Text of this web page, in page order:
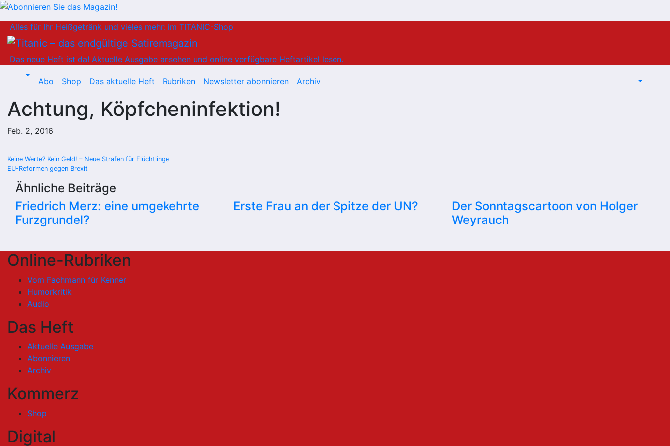
Inhalt
springen
Alles für Ihr Heißgetränk und vieles mehr: im TITANIC-Shop
Das neue Heft ist da! Aktuelle Ausgabe ansehen und online verfügbare Heftartikel lesen.
Abo Shop Das aktuelle Heft Rubriken Newsletter abonnieren Archiv
Achtung, Köpfcheninfektion!
Feb. 2, 2016
Beitragsnavigation
Keine Werte? Kein Geld! – Neue Strafen für Flüchtlinge
EU-Reformen gegen Brexit
Ähnliche Beiträge
Friedrich Merz: eine umgekehrte
Furzgrundel?
Erste Frau an der Spitze der UN?
Der Sonntagscartoon von Holger
Weyrauch
Online-Rubriken
Vom Fachmann für Kenner
Humorkritik
Audio
Das Heft
Aktuelle Ausgabe
Abonnieren
Archiv
Kommerz
Shop
Digital